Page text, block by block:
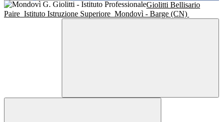
Giolitti Bellisario
Paire Istituto Istruzione Superiore Mondovì - Barge (CN)